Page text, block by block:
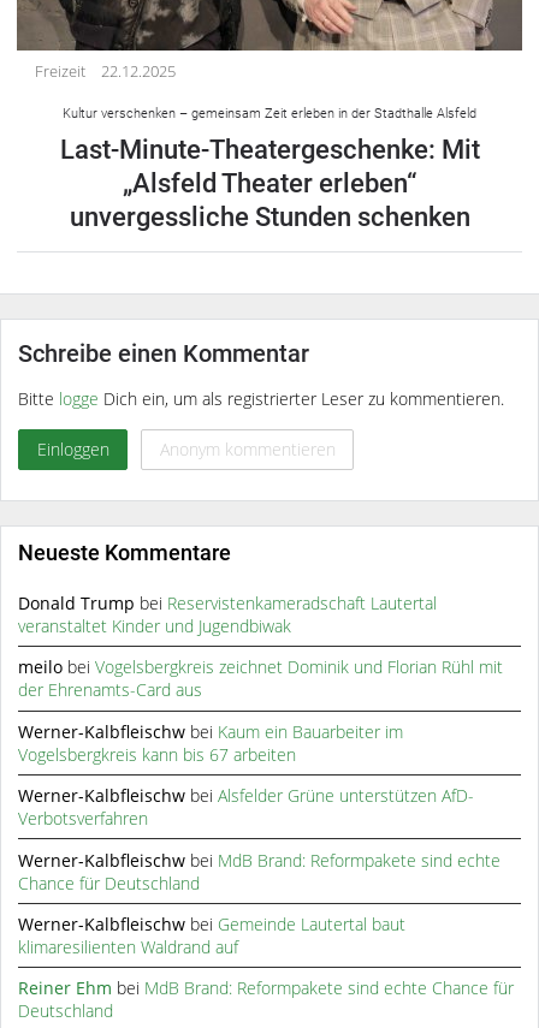
Freizeit 22.12.2025
Kultur verschenken – gemeinsam Zeit erleben in der Stadthalle Alsfeld
Last-Minute-Theatergeschenke: Mit
„Alsfeld Theater erleben“
unvergessliche Stunden schenken
Schreibe einen Kommentar
Bitte logge Dich ein, um als registrierter Leser zu kommentieren.
Einloggen Anonym kommentieren
Neueste Kommentare
Donald Trump bei Reservistenkameradschaft Lautertal
veranstaltet Kinder und Jugendbiwak
meilo beiVogelsbergkreis zeichnet Dominik und Florian Rühl mit
der Ehrenamts-Card aus
Werner-Kalbfleischw bei Kaum ein Bauarbeiter im
Vogelsbergkreis kann bis 67 arbeiten
Werner-Kalbfleischw beiAlsfelder Grüne unterstützen AfD-
Verbotsverfahren
Werner-Kalbfleischw bei MdB Brand: Reformpakete sind echte
Chance für Deutschland
Werner-Kalbfleischw bei Gemeinde Lautertal baut
klimaresilienten Waldrand auf
Reiner Ehm bei MdB Brand: Reformpakete sind echte Chance für
Deutschland